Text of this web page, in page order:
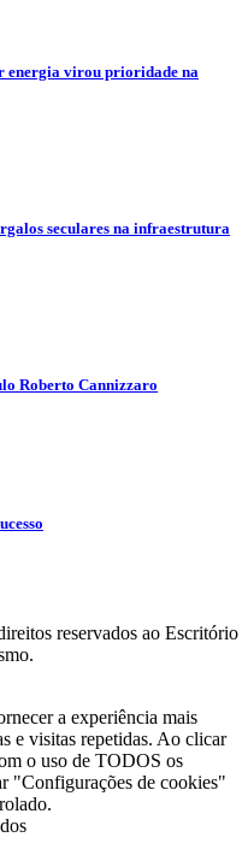
energia virou prioridade na
seculares na infraestrutura
Roberto Cannizzaro
reservados ao Escritório
a experiência mais
e visitas repetidas. Ao clicar
o uso de TODOS os
"Configurações de cookies"